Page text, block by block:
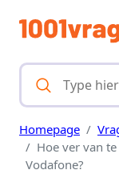
Homepage
Hoe ver van
Vodafone?